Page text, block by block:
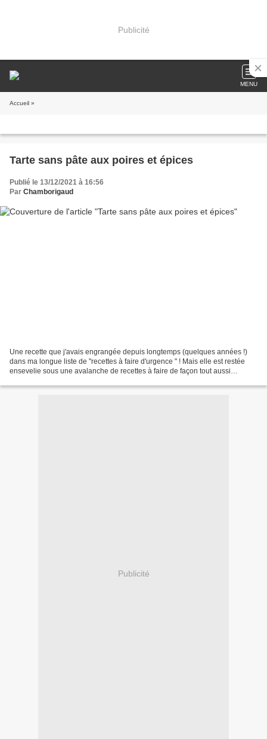
Publicité
MENU
Accueil »
Tarte sans pâte aux poires et épices
Publié le 13/12/2021 à 16:56
Par Chamborigaud
Une recette que j'avais engrangée depuis longtemps (quelques années !)
dans ma longue liste de "recettes à faire d'urgence " ! Mais elle est restée
ensevelie sous une avalanche de recettes à faire de façon tout aussi
Publicité